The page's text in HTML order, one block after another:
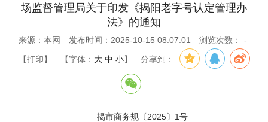
场监督管理局关于印发《揭阳老字号认定管理办
法》的通知
来源：本网 发布时间：2025-10-15 08:07:01 浏览次数： -
【打印】 【字体： 大 中 小】 分享到：
揭市商务规〔2025〕1号